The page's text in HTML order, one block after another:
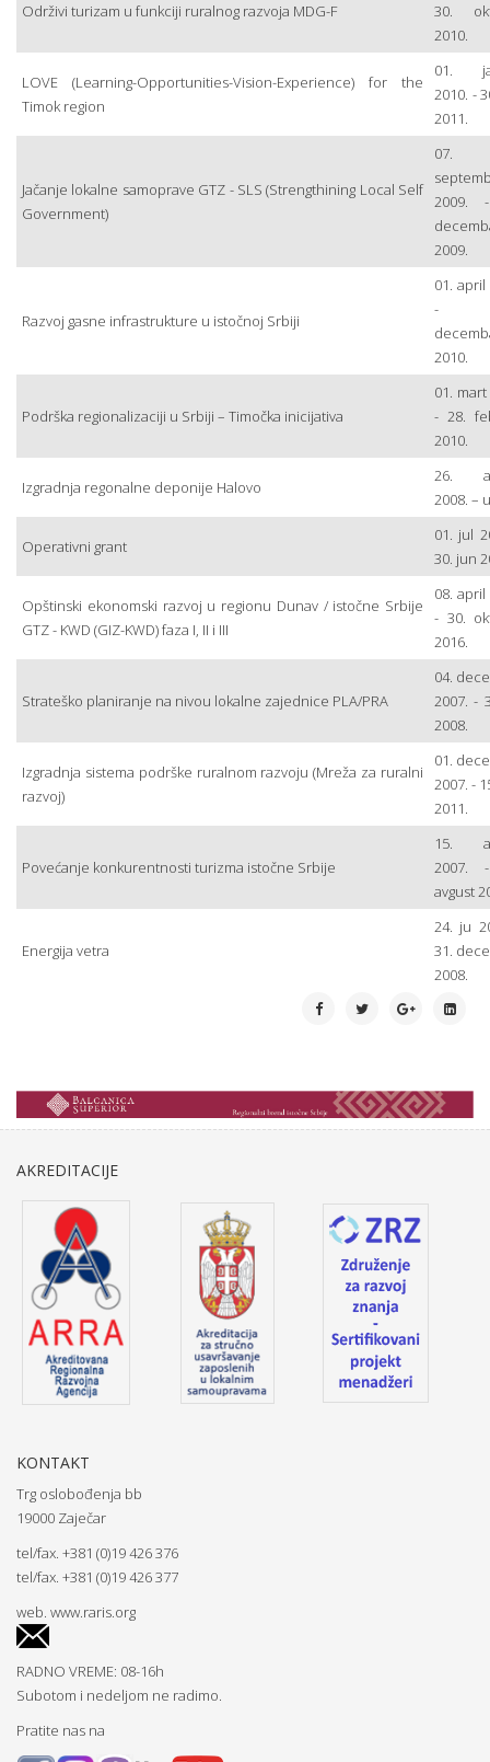
Održivi turizam u funkciji ruralnog razvoja MDG-F
30.
2010.
LOVE (Learning-Opportunities-Vision-Experience) for the
Timok region
01.
2010. -
2011.
Jačanje lokalne samoprave GTZ - SLS (Strengthining Local Self
Government)
07.
2009.
2009.
Razvoj gasne infrastrukture u istočnoj Srbiji
01. april
-
2010.
Podrška regionalizaciji u Srbiji – Timočka inicijativa
01. mart
- 28.
2010.
Izgradnja regonalne deponije Halovo
26.
2008. –
Operativni grant
01. jul
30. jun
Opštinski ekonomski razvoj u regionu Dunav / istočne Srbije
GTZ - KWD (GIZ-KWD) faza I, II i III
08. april
- 30.
2016.
Strateško planiranje na nivou lokalne zajednice PLA/PRA
04.
2007. -
2008.
Izgradnja sistema podrške ruralnom razvoju (Mreža za ruralni
razvoj)
01.
2007. -
2011.
Povećanje konkurentnosti turizma istočne Srbije
15.
2007.
avgust
Energija vetra
24. ju
31.
2008.
AKREDITACIJE
KONTAKT
Trg oslobođenja bb
19000 Zaječar
tel/fax. +381 (0)19 426 376
tel/fax. +381 (0)19 426 377
web. www.raris.org
RADNO VREME: 08-16h
Subotom i nedeljom ne radimo.
Pratite nas na